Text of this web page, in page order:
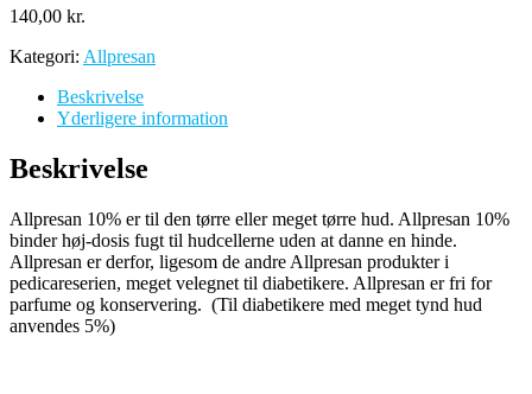
140,00 kr.
Kategori: Allpresan
Beskrivelse
Yderligere information
Beskrivelse
Allpresan 10% er til den tørre eller meget tørre hud. Allpresan 10%
binder høj-dosis fugt til hudcellerne uden at danne en hinde.
Allpresan er derfor, ligesom de andre Allpresan produkter i
pedicareserien, meget velegnet til diabetikere. Allpresan er fri for
parfume og konservering. (Til diabetikere med meget tynd hud
anvendes 5%)